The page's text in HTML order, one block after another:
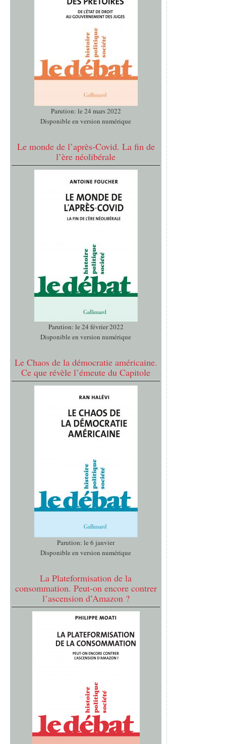
Parution: le 24 mars 2022
Disponible en version numérique
Le monde de l’après-Covid. La fin de
l’ère néolibérale
Parution: le 24 février 2022
Disponible en version numérique
Le Chaos de la démocratie américaine.
Ce que révèle l’émeute du Capitole
Parution: le 6 janvier
Disponible en version numérique
La Plateformisation de la
consommation. Peut-on encore contrer
l’ascension d’Amazon ?